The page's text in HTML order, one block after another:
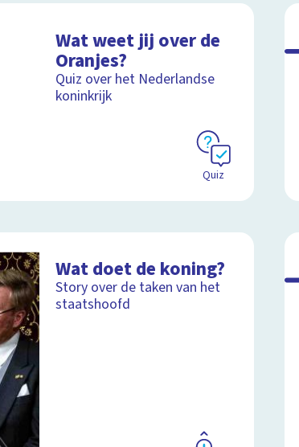
Wat weet jij over de
Oranjes?
Quiz over het Nederlandse
koninkrijk
Quiz
Wat doet de koning?
Story over de taken van het
staatshoofd